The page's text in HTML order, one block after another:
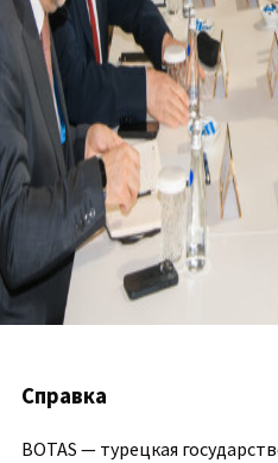
Справка
BOTAS — турецкая